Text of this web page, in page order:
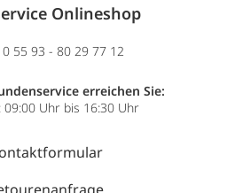
Onlineshop
0 55 93 - 80 29 77 12
erreichen Sie:
09:00 Uhr bis 16:30 Uhr